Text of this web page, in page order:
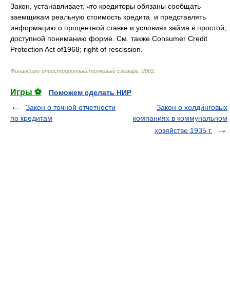
Закон, устанавливает, что кредиторы обязаны сообщать
заемщикам реальную стоимость кредита и представлять
информацию о процентной ставке и условиях займа в простой,
доступной пониманию форме. См. также Consumer Credit
Protection Act of1968; right of rescission.
Финансово-инвестиционный толковый словарь 2002
Игры ⚽
Поможем сделать НИР
Закон о точной отчетности
по кредитам
Закон о холдинговых
компаниях в коммунальном
хозяйстве 1935 г.